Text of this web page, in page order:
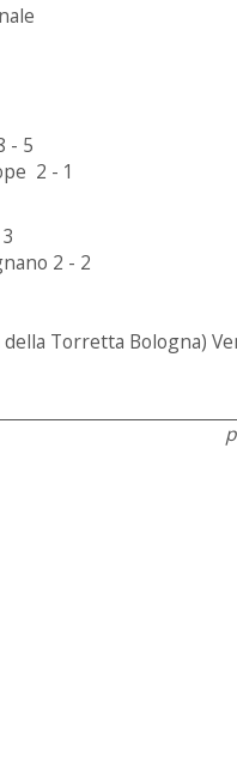
- 5
2 - 1
2 - 2
della Torretta Bologna)